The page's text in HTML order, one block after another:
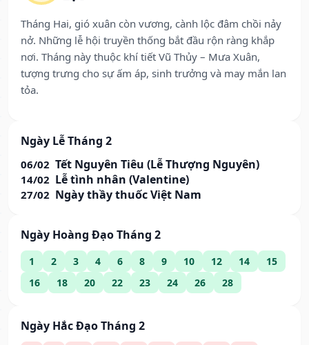
Tháng Hai, gió xuân còn vương, cành lộc đâm chồi nảy
nở. Những lễ hội truyền thống bắt đầu rộn ràng khắp
nơi. Tháng này thuộc khí tiết Vũ Thủy – Mưa Xuân,
tượng trưng cho sự ấm áp, sinh trưởng và may mắn lan
tỏa.
Ngày Lễ Tháng 2
06/02 Tết Nguyên Tiêu (Lễ Thượng Nguyên)
14/02 Lễ tình nhân (Valentine)
27/02 Ngày thầy thuốc Việt Nam
Ngày Hoàng Đạo Tháng 2
1 2 3 4 6 8 9 10 12 14
15
16
18 20 22 23 24 26 28
Ngày Hắc Đạo Tháng 2